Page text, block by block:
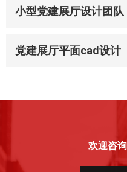
小型党建展厅设计团队
党建展厅平面cad设计
欢迎咨